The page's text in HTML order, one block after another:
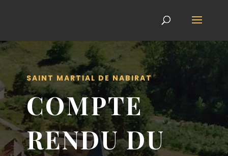
SAINT MARTIAL DE NABIRAT
COMPTE
RENDU DU